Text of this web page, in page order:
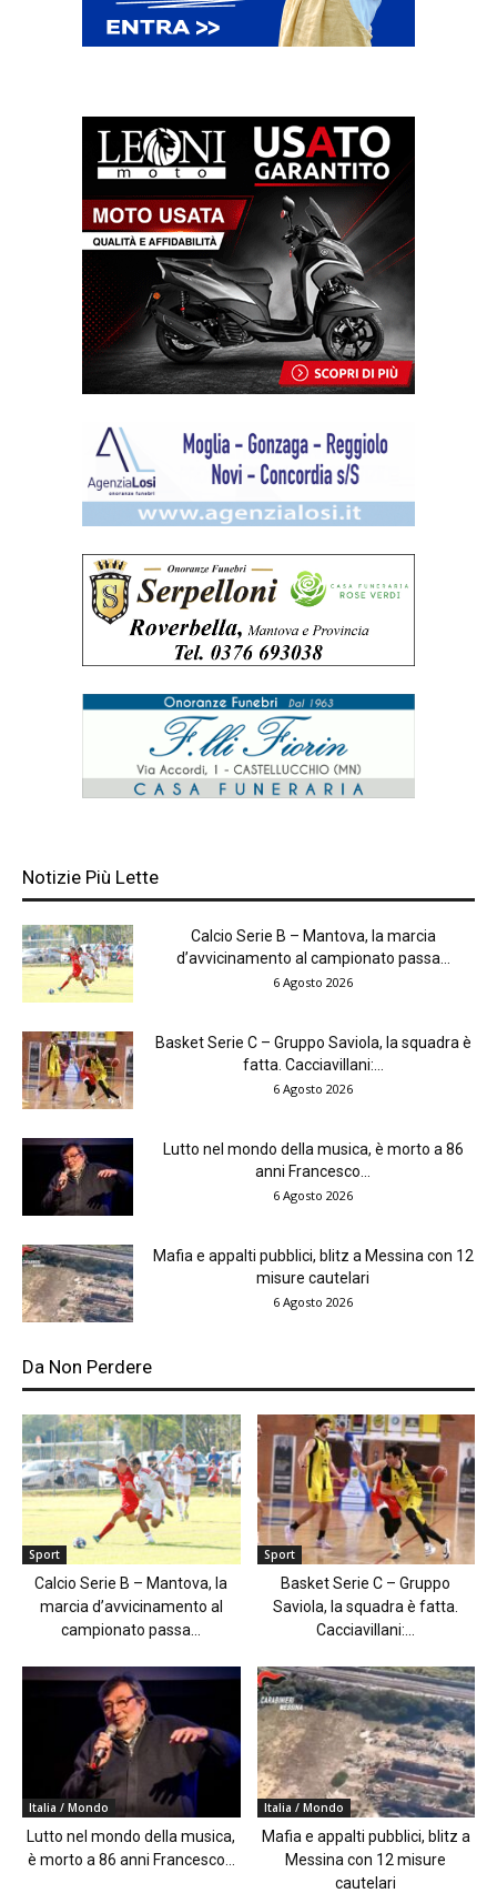
Notizie Più Lette
Calcio Serie B – Mantova, la marcia
d’avvicinamento al campionato passa...
6 Agosto 2026
Basket Serie C – Gruppo Saviola, la squadra è
fatta. Cacciavillani:...
6 Agosto 2026
Lutto nel mondo della musica, è morto a 86
anni Francesco...
6 Agosto 2026
Mafia e appalti pubblici, blitz a Messina con 12
misure cautelari
6 Agosto 2026
Da Non Perdere
Sport
Calcio Serie B – Mantova, la
marcia d’avvicinamento al
campionato passa...
Sport
Basket Serie C – Gruppo
Saviola, la squadra è fatta.
Cacciavillani:...
Italia / Mondo
Lutto nel mondo della musica,
è morto a 86 anni Francesco...
Italia / Mondo
Mafia e appalti pubblici, blitz a
Messina con 12 misure
cautelari